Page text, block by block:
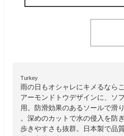
Turkey
雨の日もオシャレにキメるなら
アーモンドトウデザインに、ソ
用。防滑効果のあるソールで滑
。深めのカットで水の侵入を防
歩きやすさも抜群。日本製で品